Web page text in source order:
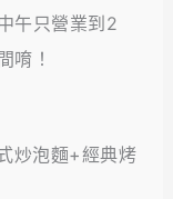
午只營業到2
唷！